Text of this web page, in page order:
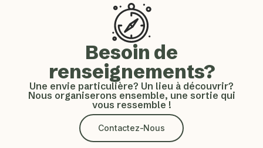
Besoin de
renseignements?
Une envie particulière? Un lieu à découvrir?
Nous organiserons ensemble, une sortie qui
vous ressemble !
Contactez-Nous